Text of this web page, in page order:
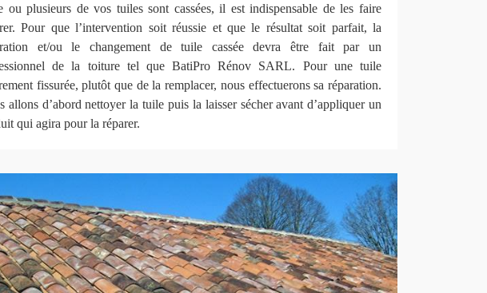
ou plusieurs de vos tuiles sont cassées, il est indispensable de les faire
Pour que l’intervention soit réussie et que le résultat soit parfait, la
et/ou le changement de tuile cassée devra être fait par un
de la toiture tel que BatiPro Rénov SARL. Pour une tuile
fissurée, plutôt que de la remplacer, nous effectuerons sa réparation.
allons d’abord nettoyer la tuile puis la laisser sécher avant d’appliquer un
qui agira pour la réparer.